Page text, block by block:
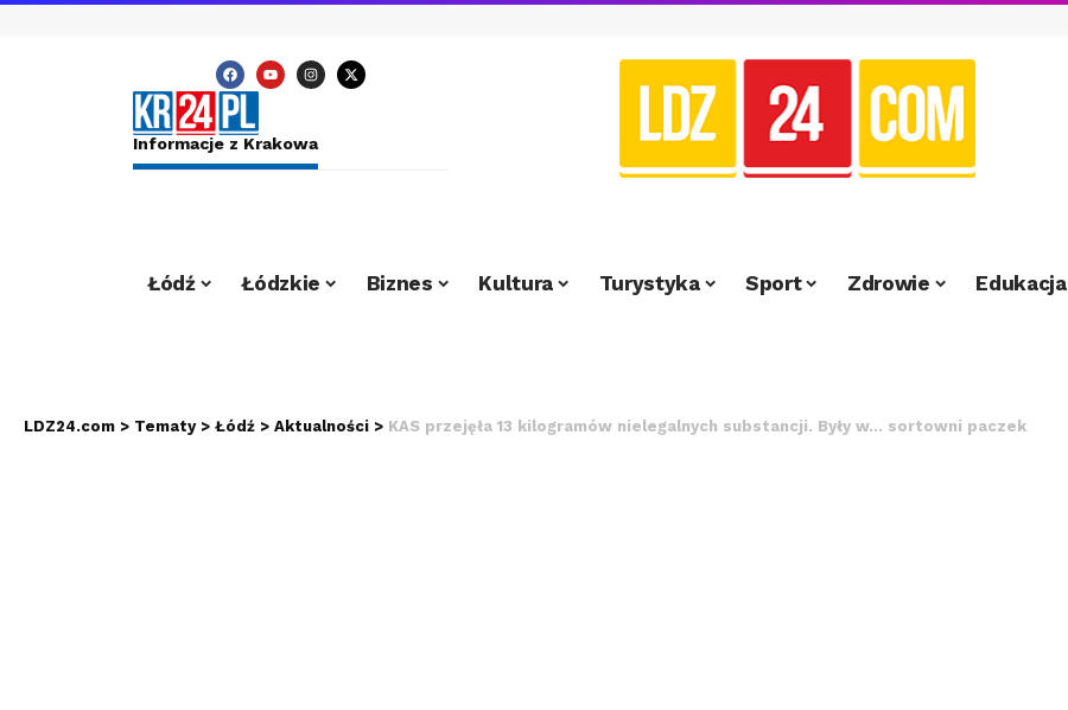
Informacje z Krakowa
Łódź Łódzkie Biznes Kultura Turystyka Sport Zdrowie Edukacja
LDZ24.com > Tematy> Łódź > Aktualności > KAS przejęła 13 kilogramów nielegalnych substancji. Były w… sortowni paczek